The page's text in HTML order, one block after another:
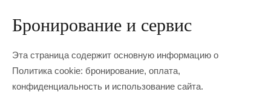
Бронирование и сервис
Эта страница содержит основную информацию о
Политика cookie: бронирование, оплата,
конфиденциальность и использование сайта.